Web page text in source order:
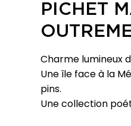
PICHET
Charme lumineux
Une île face à la
pins.
Une collection